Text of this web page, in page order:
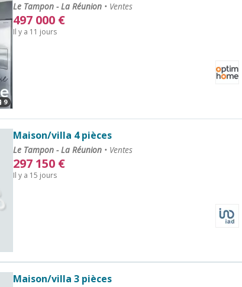
9
Le Tampon - La Réunion • Ventes
497 000 €
Il y a 11 jours
Maison/villa 4 pièces
Le Tampon - La Réunion • Ventes
297 150 €
Il y a 15 jours
Maison/villa 3 pièces